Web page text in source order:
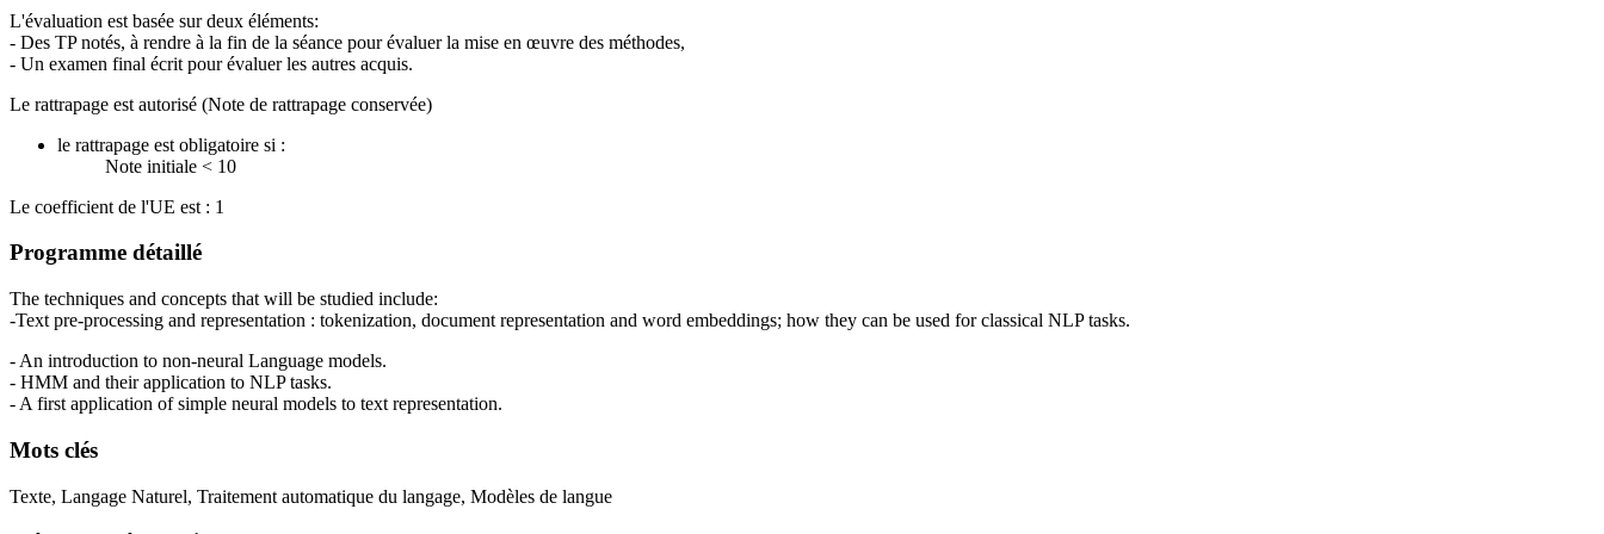
L'évaluation est basée sur deux éléments:
- Des TP notés, à rendre à la fin de la séance pour évaluer la mise en œuvre des méthodes,
- Un examen final écrit pour évaluer les autres acquis.
Le rattrapage est autorisé (Note de rattrapage conservée)
le rattrapage est obligatoire si :
Note initiale < 10
Le coefficient de l'UE est : 1
Programme détaillé
The techniques and concepts that will be studied include:
-Text pre-processing and representation : tokenization, document representation and word embeddings; how they can be used for classical NLP tasks.
- An introduction to non-neural Language models.
- HMM and their application to NLP tasks.
- A first application of simple neural models to text representation.
Mots clés
Texte, Langage Naturel, Traitement automatique du langage, Modèles de langue